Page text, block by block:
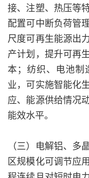
接、注塑、热压等
配置可中断负荷管
尺度可再生能源出
产计划，提升可再
本；纺织、电池制
业，可实施智能化
应、能源供给情况
能效水平。
（三）电解铝、
区规模化可调节应